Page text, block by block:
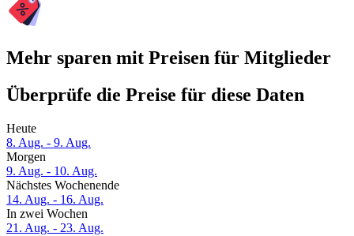
Mehr sparen mit Preisen für Mitglieder
Überprüfe die Preise für diese Daten
Heute
8. Aug. - 9. Aug.
Morgen
9. Aug. - 10. Aug.
Nächstes Wochenende
14. Aug. - 16. Aug.
In zwei Wochen
21. Aug. - 23. Aug.